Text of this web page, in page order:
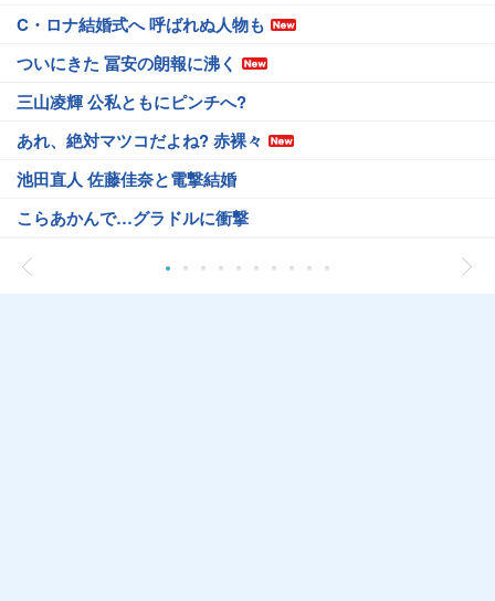
C・ロナ結婚式へ 呼ばれぬ人物も
ついにきた 冨安の朗報に沸く
三山凌輝 公私ともにピンチへ?
あれ、絶対マツコだよね? 赤裸々
池田直人 佐藤佳奈と電撃結婚
こらあかんで…グラドルに衝撃